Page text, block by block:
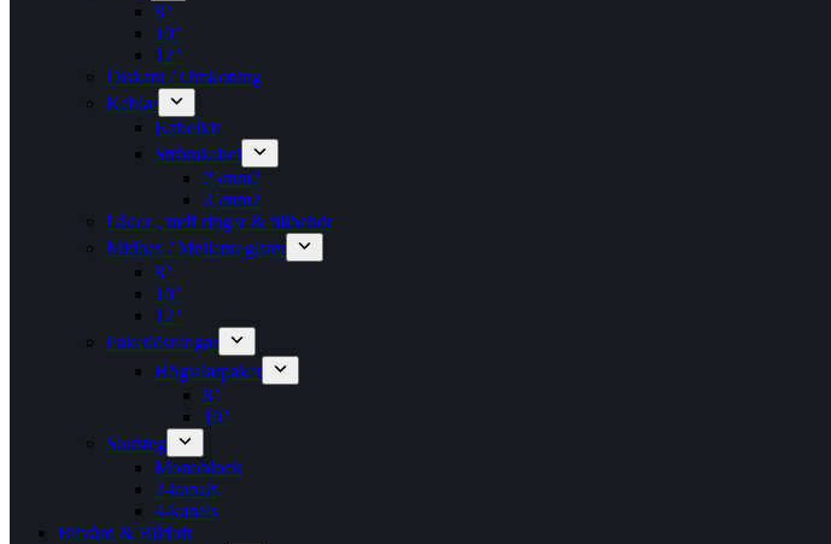
8″
10″
12″
Diskant / Omkoning​
Kablar
Kabelkit
Strömkabel
25mm2
35mm2
Lådor , mdf ringar & tillbehör
Midbas / Mellanregister
8″
10″
12″
Paketlösningar
Högtalarpaket
8″
10″
Slutsteg
Monoblock
2-kanals
4-kanals
Bilvård & Bildoft